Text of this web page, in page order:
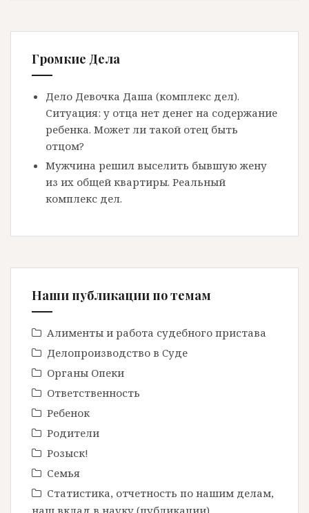
Громкие Дела
Дело Девочка Даша (комплекс дел).
Ситуация: у отца нет денег на содержание
ребенка. Может ли такой отец быть
отцом?
Мужчина решил выселить бывшую жену
из их общей квартиры. Реальный
комплекс дел.
Наши публикации по темам
Алименты и работа судебного пристава
Делопроизводство в Cуде
Органы Опеки
Ответственность
Ребенок
Родители
Розыск!
Семья
Статистика, отчетность по нашим делам,